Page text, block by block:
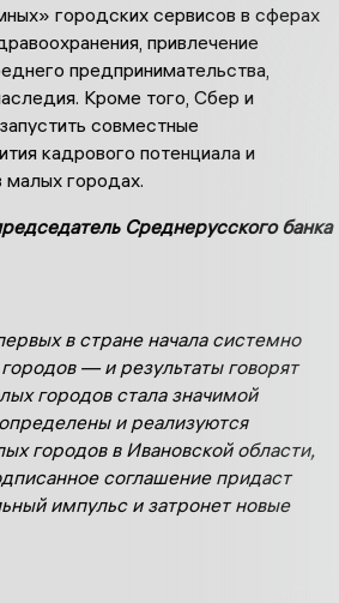
городских сервисов в сферах
привлечение
предпринимательства,
Кроме того, Сбер и
совместные
кадрового потенциала и
малых городах.
Среднерусского банка
в стране начала системно
— и результаты говорят
городов стала значимой
и реализуются
городов в Ивановской области,
соглашение придаст
импульс и затронет новые